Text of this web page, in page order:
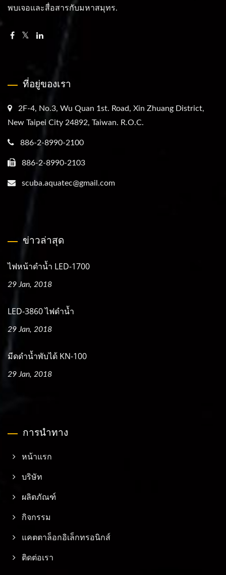
พบเจอและสื่อสารกับมหาสมุทร.
ที่อยู่ของเรา
2F-4, No.3, Wu Quan 1st. Road, Xin Zhuang District,
New Taipei City 24892, Taiwan. R.O.C.
886-2-8990-2100
886-2-8990-2103
scuba.aquatec@gmail.com
ข่าวล่าสุด
ไฟหน้าดำน้ำ LED-1700
29 Jan, 2018
LED-3860 ไฟดำน้ำ
29 Jan, 2018
มีดดำน้ำพับได้ KN-100
29 Jan, 2018
การนำทาง
หน้าแรก
บริษัท
ผลิตภัณฑ์
กิจกรรม
แคตตาล็อกอิเล็กทรอนิกส์
ติดต่อเรา